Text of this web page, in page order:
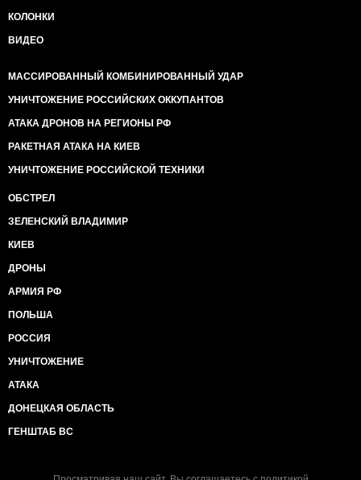
КОЛОНКИ
ВИДЕО
МАССИРОВАННЫЙ КОМБИНИРОВАННЫЙ УДАР
УНИЧТОЖЕНИЕ РОССИЙСКИХ ОККУПАНТОВ
АТАКА ДРОНОВ НА РЕГИОНЫ РФ
РАКЕТНАЯ АТАКА НА КИЕВ
УНИЧТОЖЕНИЕ РОССИЙСКОЙ ТЕХНИКИ
ОБСТРЕЛ
ЗЕЛЕНСКИЙ ВЛАДИМИР
КИЕВ
ДРОНЫ
АРМИЯ РФ
ПОЛЬША
РОССИЯ
УНИЧТОЖЕНИЕ
АТАКА
ДОНЕЦКАЯ ОБЛАСТЬ
ГЕНШТАБ ВС